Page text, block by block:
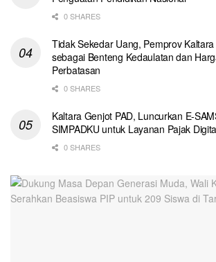
0 SHARES
Tidak Sekedar Uang, Pemprov
sebagai Benteng Kedaulatan dan
Perbatasan
0 SHARES
Kaltara Genjot PAD, Luncurkan E-
SIMPADKU untuk Layanan Pajak
0 SHARES